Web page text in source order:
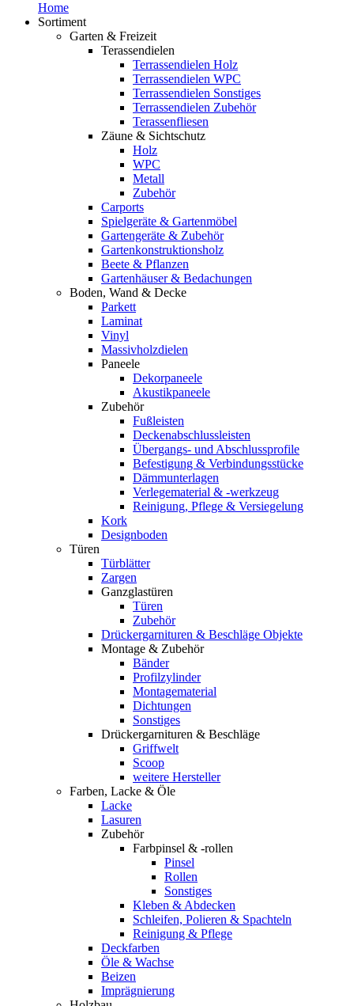
Home
Sortiment
Garten & Freizeit
Terassendielen
Terrassendielen Holz
Terrassendielen WPC
Terrassendielen Sonstiges
Terrassendielen Zubehör
Terassenfliesen
Zäune & Sichtschutz
Holz
WPC
Metall
Zubehör
Carports
Spielgeräte & Gartenmöbel
Gartengeräte & Zubehör
Gartenkonstruktionsholz
Beete & Pflanzen
Gartenhäuser & Bedachungen
Boden, Wand & Decke
Parkett
Laminat
Vinyl
Massivholzdielen
Paneele
Dekorpaneele
Akustikpaneele
Zubehör
Fußleisten
Deckenabschlussleisten
Übergangs- und Abschlussprofile
Befestigung & Verbindungsstücke
Dämmunterlagen
Verlegematerial & -werkzeug
Reinigung, Pflege & Versiegelung
Kork
Designboden
Türen
Türblätter
Zargen
Ganzglastüren
Türen
Zubehör
Drückergarnituren & Beschläge Objekte
Montage & Zubehör
Bänder
Profilzylinder
Montagematerial
Dichtungen
Sonstiges
Drückergarnituren & Beschläge
Griffwelt
Scoop
weitere Hersteller
Farben, Lacke & Öle
Lacke
Lasuren
Zubehör
Farbpinsel & -rollen
Pinsel
Rollen
Sonstiges
Kleben & Abdecken
Schleifen, Polieren & Spachteln
Reinigung & Pflege
Deckfarben
Öle & Wachse
Beizen
Imprägnierung